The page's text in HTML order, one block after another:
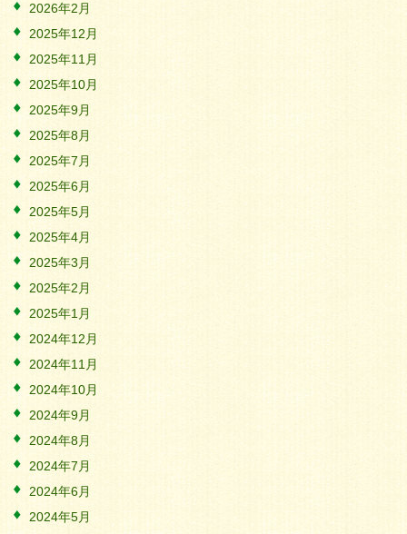
2026年2月
2025年12月
2025年11月
2025年10月
2025年9月
2025年8月
2025年7月
2025年6月
2025年5月
2025年4月
2025年3月
2025年2月
2025年1月
2024年12月
2024年11月
2024年10月
2024年9月
2024年8月
2024年7月
2024年6月
2024年5月